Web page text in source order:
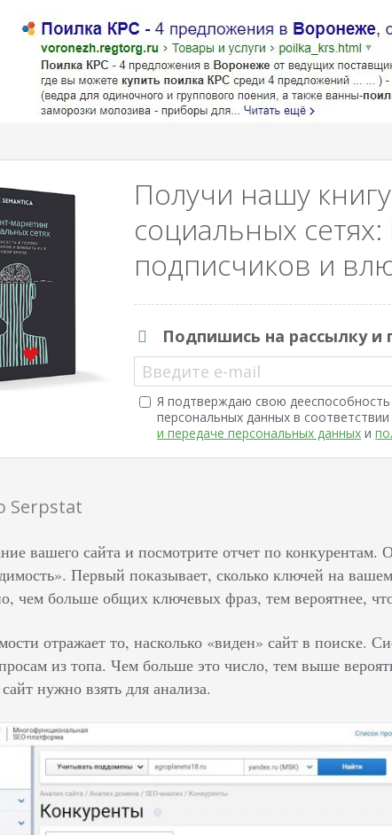
Получи нашу
социальных сетях:
подписчиков и
Подпишись на рассылку и
Введите e-mail
Я подтверждаю свою
персональных данных в
и передаче персональных данных и
вашего сайта и посмотрите отчет по
Первый показывает, сколько ключей на
чем больше общих ключевых фраз, тем вероятнее,
отражает то, насколько «виден» сайт в поиске.
из топа. Чем больше это число, тем выше
нужно взять для анализа.